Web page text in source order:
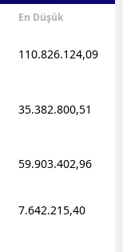
En Düşük
110.826.124,09
35.382.800,51
59.903.402,96
7.642.215,40